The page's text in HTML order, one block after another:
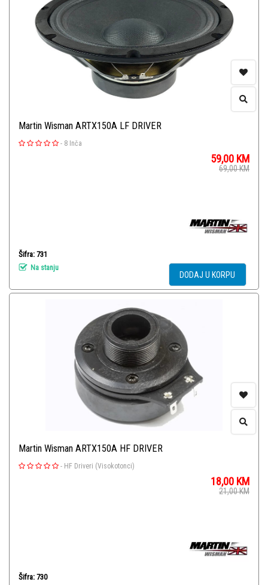
Martin Wisman ARTX150A LF DRIVER
- 8 Inča
59,00 KM
69,00KM
Šifra: 731
Na stanju
DODAJ U KORPU
Martin Wisman ARTX150A HF DRIVER
- HF Driveri (Visokotonci)
18,00 KM
21,00KM
Šifra: 730